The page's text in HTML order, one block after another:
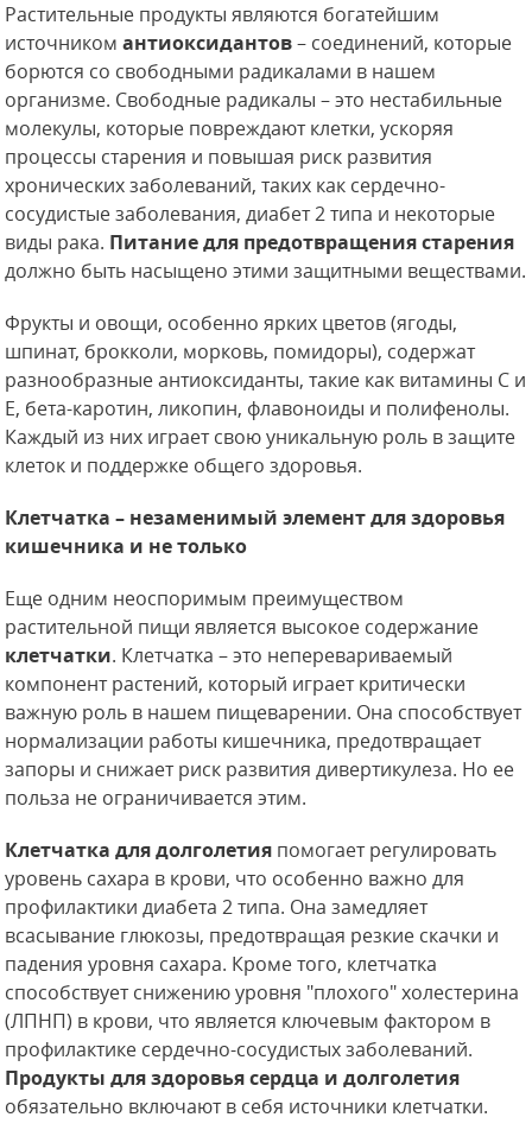
Растительные продукты являются богатейшим
источникомантиоксидантов– соединений, которые
борются со свободными радикалами в нашем
организме. Свободные радикалы – это нестабильные
молекулы, которые повреждают клетки, ускоряя
процессы старения и повышая риск развития
хронических заболеваний, таких как сердечно-
сосудистые заболевания, диабет 2 типа и некоторые
виды рака. Питание для предотвращения старения
должно быть насыщено этими защитными веществами.
Фрукты и овощи, особенно ярких цветов (ягоды,
шпинат, брокколи, морковь, помидоры), содержат
разнообразные антиоксиданты, такие как витамины C и
E, бета-каротин, ликопин, флавоноиды и полифенолы.
Каждый из них играет свою уникальную роль в защите
клеток и поддержке общего здоровья.
Клетчатка – незаменимый элемент для здоровья
кишечника и не только
Еще одним неоспоримым преимуществом
растительной пищи является высокое содержание
клетчатки. Клетчатка – это неперевариваемый
компонент растений, который играет критически
важную роль в нашем пищеварении. Она способствует
нормализации работы кишечника, предотвращает
запоры и снижает риск развития дивертикулеза. Но ее
польза не ограничивается этим.
Клетчатка для долголетия помогает регулировать
уровень сахара в крови, что особенно важно для
профилактики диабета 2 типа. Она замедляет
всасывание глюкозы, предотвращая резкие скачки и
падения уровня сахара. Кроме того, клетчатка
способствует снижению уровня "плохого" холестерина
(ЛПНП) в крови, что является ключевым фактором в
профилактике сердечно-сосудистых заболеваний.
Продукты для здоровья сердца и долголетия
обязательно включают в себя источники клетчатки.